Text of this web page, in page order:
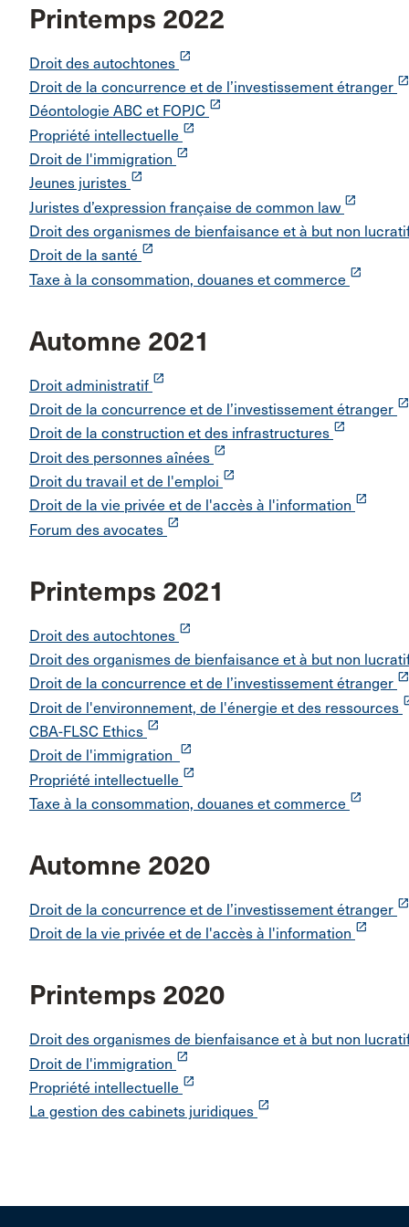
Printemps 2022
Droit des autochtones launch
Droit de la concurrence et de l’investissement étranger launch
Déontologie ABC et FOPJC launch
Propriété intellectuelle launch
Droit de l'immigration launch
Jeunes juristes launch
Juristes d’expression française de common law launch
Droit des organismes de bienfaisance et à but non
Droit de la santé launch
Taxe à la consommation, douanes et commerce launch
Automne 2021
Droit administratif launch
Droit de la concurrence et de l’investissement étranger launch
Droit de la construction et des infrastructures launch
Droit des personnes aînées launch
Droit du travail et de l'emploi launch
Droit de la vie privée et de l'accès à l'information launch
Forum des avocates launch
Printemps 2021
Droit des autochtones launch
Droit des organismes de bienfaisance et à but non
Droit de la concurrence et de l’investissement étranger launch
Droit de l'environnement, de l'énergie et des ressources
CBA-FLSC Ethics launch
Droit de l'immigration launch
Propriété intellectuelle launch
Taxe à la consommation, douanes et commerce launch
Automne 2020
Droit de la concurrence et de l’investissement étranger launch
Droit de la vie privée et de l'accès à l'information launch
Printemps 2020
Droit des organismes de bienfaisance et à but non
Droit de l'immigration launch
Propriété intellectuelle launch
La gestion des cabinets juridiques launch